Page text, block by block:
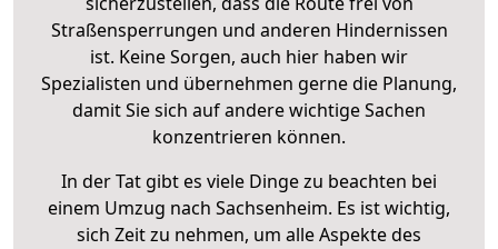
Straßensperrungen und anderen Hindernissen
ist. Keine Sorgen, auch hier haben wir
Spezialisten und übernehmen gerne die Planung,
damit Sie sich auf andere wichtige Sachen
konzentrieren können.
In der Tat gibt es viele Dinge zu beachten bei
einem Umzug nach Sachsenheim. Es ist wichtig,
sich Zeit zu nehmen, um alle Aspekte des